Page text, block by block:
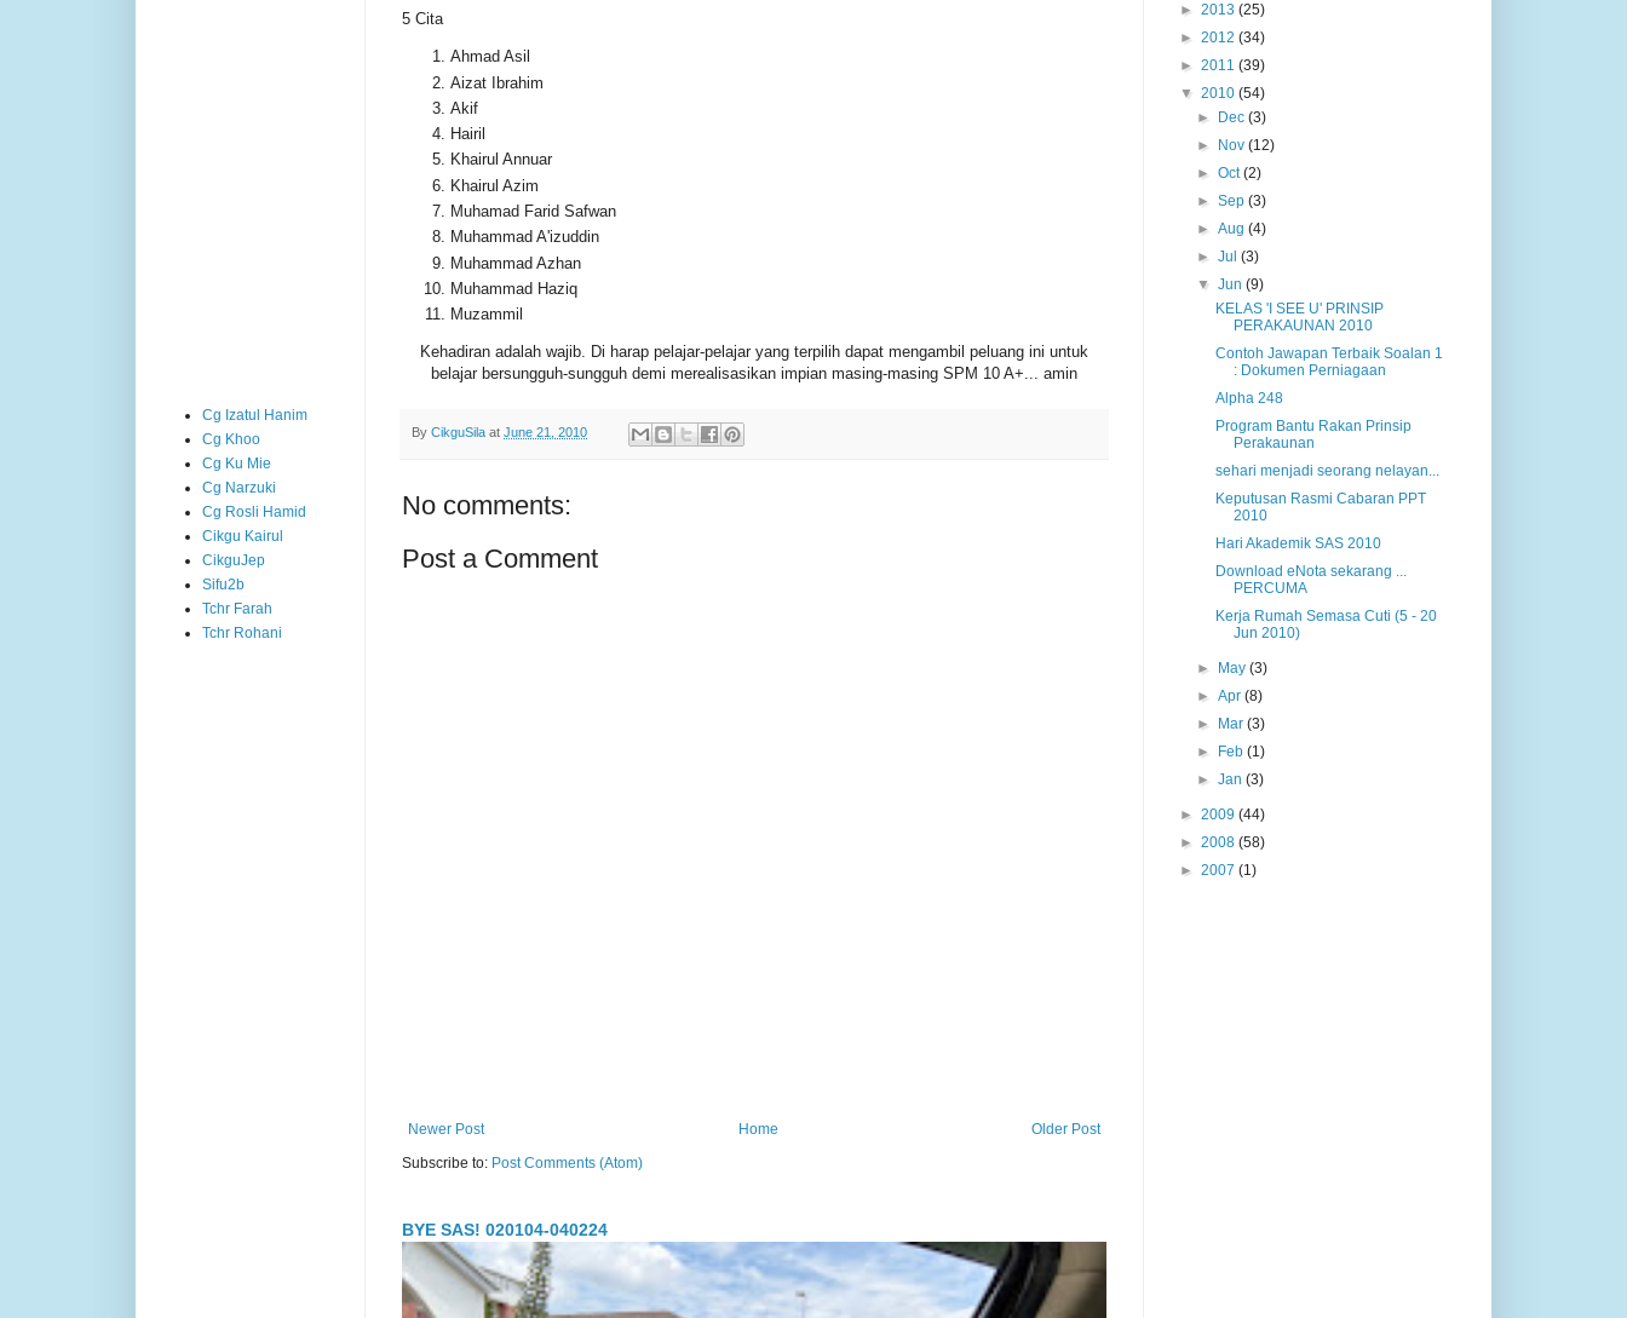
5 Cita
Ahmad Asil
Aizat Ibrahim
Akif
Hairil
Khairul Annuar
Khairul Azim
Muhamad Farid Safwan
Muhammad A'izuddin
Muhammad Azhan
Muhammad Haziq
Muzammil
Kehadiran adalah wajib. Di harap pelajar-pelajar yang terpilih dapat mengambil peluang ini untuk
belajar bersungguh-sungguh demi merealisasikan impian masing-masing SPM 10 A+... amin
By CikguSila at June 21, 2010
No comments:
Post a Comment
Newer Post Older Post
Home
Subscribe to: Post Comments (Atom)
BYE SAS! 020104-040224
Cg Izatul Hanim
Cg Khoo
Cg Ku Mie
Cg Narzuki
Cg Rosli Hamid
Cikgu Kairul
CikguJep
Sifu2b
Tchr Farah
Tchr Rohani
► 2013 (25)
► 2012 (34)
► 2011 (39)
▼ 2010 (54)
►
Dec(3)
►
Nov(12)
►Oct(2)
►Sep(3)
►Aug(4)
►Jul(3)
▼Jun(9)
KELAS 'I SEE U' PRINSIP
PERAKAUNAN 2010
Contoh Jawapan Terbaik Soalan 1
: Dokumen Perniagaan
Alpha 248
Program Bantu Rakan Prinsip
Perakaunan
sehari menjadi seorang nelayan...
Keputusan Rasmi Cabaran PPT
2010
Hari Akademik SAS 2010
Download eNota sekarang ...
PERCUMA
Kerja Rumah Semasa Cuti (5 - 20
Jun 2010)
► May(3)
►Apr(8)
►
Mar(3)
►
Feb(1)
►Jan(3)
► 2009 (44)
► 2008 (58)
► 2007 (1)